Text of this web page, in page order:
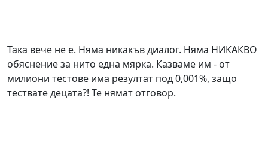
Така вече не е. Няма никакъв диалог. Няма НИКАКВО
обяснение за нито една мярка. Казваме им - от
милиони тестове има резултат под 0,001%, защо
тествате децата?! Те нямат отговор.